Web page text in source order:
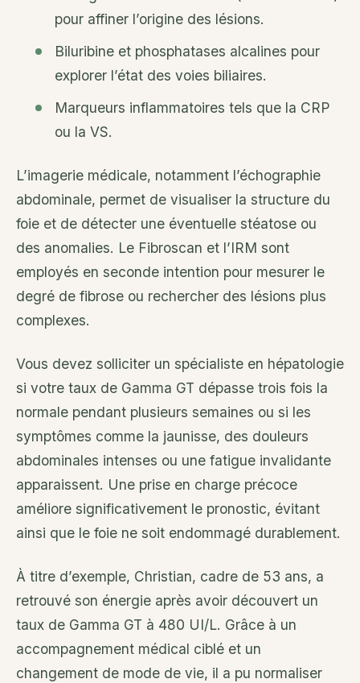
pour affiner l’origine des lésions.
Biluribine et phosphatases alcalines pour
explorer l’état des voies biliaires.
Marqueurs inflammatoires tels que la CRP
ou la VS.
L’imagerie médicale, notamment l’échographie
abdominale, permet de visualiser la structure du
foie et de détecter une éventuelle stéatose ou
des anomalies. Le Fibroscan et l’IRM sont
employés en seconde intention pour mesurer le
degré de fibrose ou rechercher des lésions plus
complexes.
Vous devez solliciter un spécialiste en hépatologie
si votre taux de Gamma GT dépasse trois fois la
normale pendant plusieurs semaines ou si les
symptômes comme la jaunisse, des douleurs
abdominales intenses ou une fatigue invalidante
apparaissent. Une prise en charge précoce
améliore significativement le pronostic, évitant
ainsi que le foie ne soit endommagé durablement.
À titre d’exemple, Christian, cadre de 53 ans, a
retrouvé son énergie après avoir découvert un
taux de Gamma GT à 480 UI/L. Grâce à un
accompagnement médical ciblé et un
changement de mode de vie, il a pu normaliser